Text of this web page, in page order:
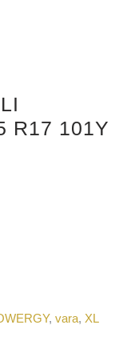
R17 101Y
XL 225/55 R17
, vara, XL